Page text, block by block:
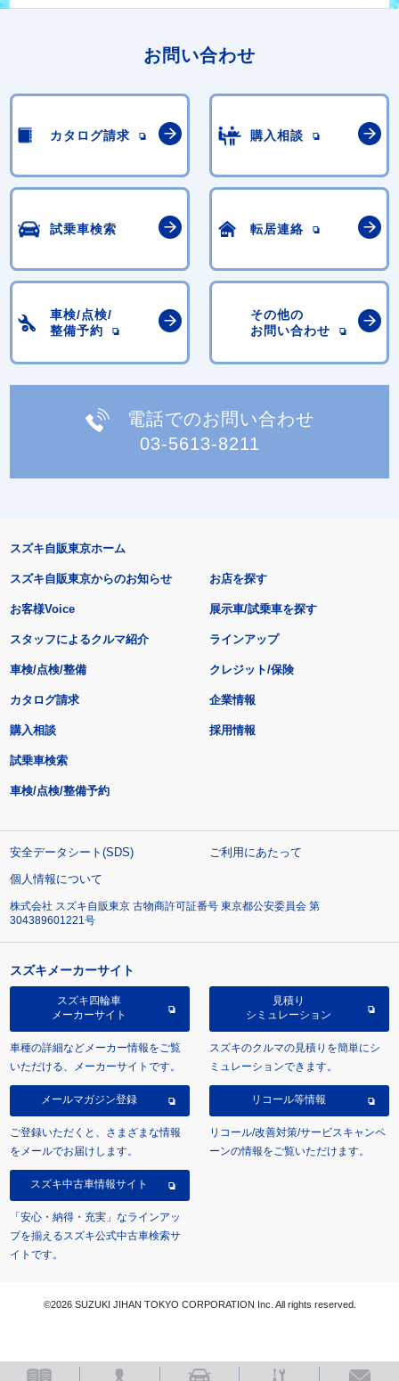
お問い合わせ
カタログ請求 購入相談
試乗車検索 転居連絡
車検/点検/
整備予約
その他の
お問い合わせ
電話でのお問い合わせ
03-5613-8211
スズキ自販東京ホーム
スズキ自販東京からのお知らせ
お客様Voice
スタッフによるクルマ紹介
お店を探す
展示車/試乗車を探す
ラインアップ
車検/点検/整備 クレジット/保険
カタログ請求
購入相談
試乗車検索
車検/点検/整備予約
企業情報
採用情報
安全データシート(SDS)
ご利用にあたって
個人情報について
株式会社 スズキ自販東京 古物商許可証番号 東京都公安委員会 第
304389601221号
スズキメーカーサイト
スズキ四輪車
メーカーサイト
車種の詳細などメーカー情報をご覧
いただける、メーカーサイトです。
見積り
シミュレーション
スズキのクルマの見積りを簡単にシ
ミュレーションできます。
メールマガジン登録
ご登録いただくと、さまざまな情報
をメールでお届けします。
リコール等情報
リコール/改善対策/サービスキャンペ
ーンの情報をご覧いただけます。
スズキ中古車情報サイト
「安心・納得・充実」なラインアッ
プを揃えるスズキ公式中古車検索サ
イトです。
©2026 SUZUKI JIHAN TOKYO CORPORATION Inc. All rights reserved.